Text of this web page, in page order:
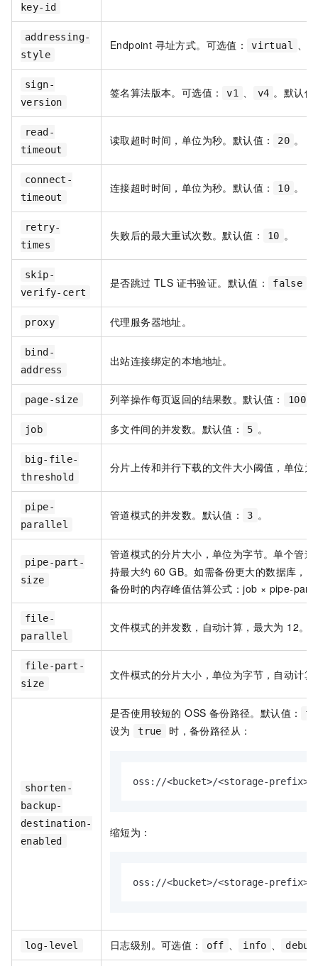
key-id
addressing-
style
Endpoint 寻址方式。可选值： virtual
sign-
version
签名算法版本。可选值： v1 v4 。默认值
read-
timeout
读取超时时间，单位为秒。默认值： 20 。
connect-
timeout
连接超时时间，单位为秒。默认值： 10 。
retry-
times
失败后的最大重试次数。默认值： 10 。
skip-
verify-cert
是否跳过 TLS 证书验证。默认值： false
proxy 代理服务器地址。
bind-
address
出站连接绑定的本地地址。
page-size 列举操作每页返回的结果数。默认值： 100
job 多文件间的并发数。默认值： 5 。
big-file-
threshold
分片上传和并行下载的文件大小阈值，单位
pipe-
parallel
管道模式的并发数。默认值： 3 。
pipe-part-
size
管道模式的分片大小，单位为字节。单个管
持最大约 60 GB。如需备份更大的数据库，
备份时的内存峰值估算公式：job × pipe-
file-
parallel
文件模式的并发数，自动计算，最大为 12。
file-part-
size
文件模式的分片大小，单位为字节，自动计
shorten-
backup-
destination-
enabled
是否使用较短的 OSS 备份路径。默认值：
设为 true 时，备份路径从：
oss://<bucket>/<storage-prefix>/
缩短为：
oss://<bucket>/<storage-prefix>/
log-level 日志级别。可选值： off info debug